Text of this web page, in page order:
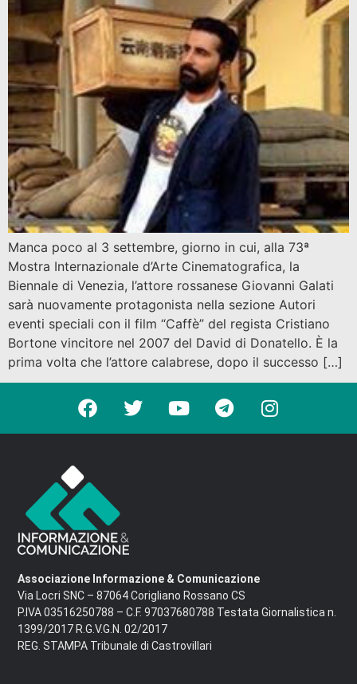
Manca poco al 3 settembre, giorno in cui, alla 73ª
Mostra Internazionale d’Arte Cinematografica, la
Biennale di Venezia, l’attore rossanese Giovanni Galati
sarà nuovamente protagonista nella sezione Autori
eventi speciali con il film “Caffè” del regista Cristiano
Bortone vincitore nel 2007 del David di Donatello. È la
prima volta che l’attore calabrese, dopo il successo […]
Associazione Informazione & Comunicazione
Via Locri SNC – 87064 Corigliano Rossano CS
P.IVA 03516250788 – C.F. 97037680788 Testata Giornalistica n.
1399/2017 R.G.V.G.N. 02/2017
REG. STAMPA Tribunale di Castrovillari